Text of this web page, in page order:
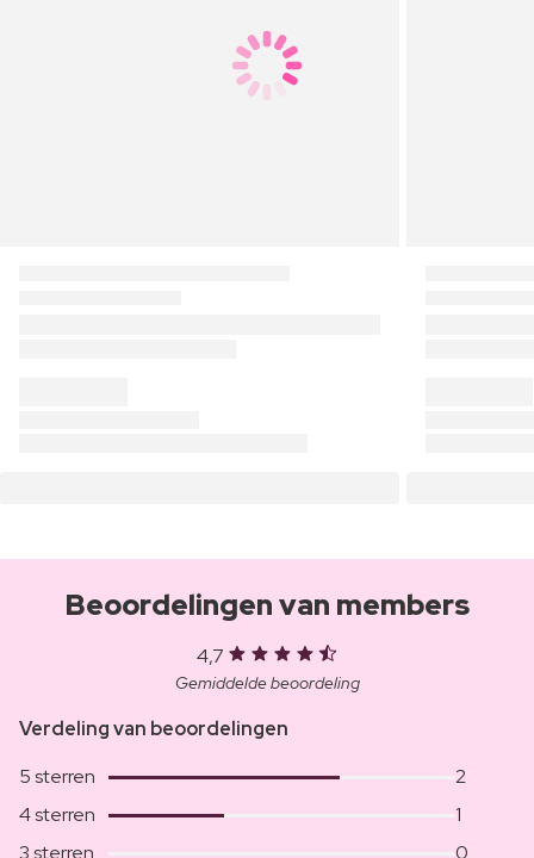
Beoordelingen van members
4,7
Gemiddelde beoordeling
Verdeling van beoordelingen
5 sterren
2
4 sterren
1